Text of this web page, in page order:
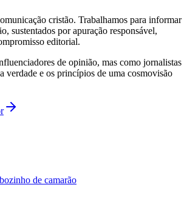
cristão. Trabalhamos para informar
sustentados por apuração responsável,
editorial.
de opinião, mas como jornalistas
verdade e os princípios de uma cosmovisão
de camarão